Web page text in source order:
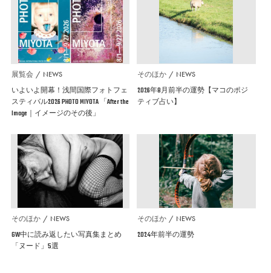
展覧会 NEWS
いよいよ開幕！浅間国際フォトフェ
スティバル2026 PHOTO MIYOTA 「After the
Image｜イメージのその後」
そのほか NEWS
2026年8月前半の運勢【マコのポジ
ティブ占い】
そのほか NEWS
GW中に読み返したい写真集まとめ
「ヌード」5選
そのほか NEWS
2024年前半の運勢